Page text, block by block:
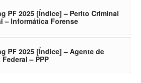
PF 2025 [Índice] – Perito Criminal
– Informática Forense
PF 2025 [Índice] – Agente de
– PPP